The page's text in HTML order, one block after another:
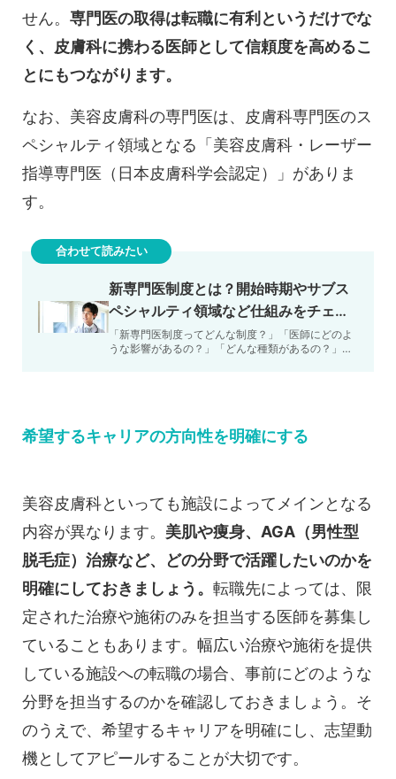
せん。 専門医の取得は転職に有利というだけでな
く、皮膚科に携わる医師として信頼度を高めるこ
とにもつながります。
なお、美容皮膚科の専門医は、皮膚科専門医のス
ペシャルティ領域となる「美容皮膚科・レーザー
指導専門医（日本皮膚科学会認定）」がありま
す。
合わせて読みたい
新専門医制度とは？開始時期やサブス
ペシャルティ領域など仕組みをチェッ
ク
「新専門医制度ってどんな制度？」「医師にどのよ
うな影響があるの？」「どんな種類があるの？」な
希望するキャリアの方向性を明確にする
美容皮膚科といっても施設によってメインとなる
内容が異なります。 美肌や痩身、AGA（男性型
脱毛症）治療など、どの分野で活躍したいのかを
明確にしておきましょう。 転職先によっては、限
定された治療や施術のみを担当する医師を募集し
ていることもあります。幅広い治療や施術を提供
している施設への転職の場合、事前にどのような
分野を担当するのかを確認しておきましょう。そ
のうえで、希望するキャリアを明確にし、志望動
機としてアピールすることが大切です。